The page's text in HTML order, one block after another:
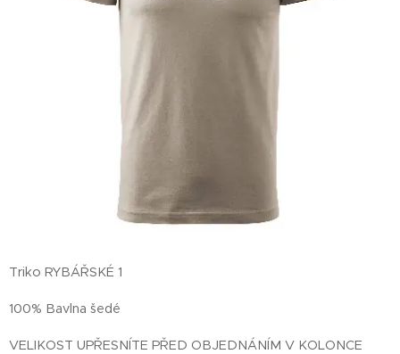
Triko RYBÁŘSKÉ 1
100% Bavlna šedé
VELIKOST UPŘESNÍTE PŘED OBJEDNÁNÍM V KOLONCE